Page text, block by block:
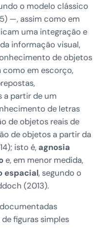
o modelo clássico
—, assim como em
uma integração e
informação visual,
de objetos
em escorço,
partir de um
de letras
de objetos reais de
de objetos a partir da
isto é, agnosia
e, em menor medida,
espacial, segundo o
(2013).
figuras simples